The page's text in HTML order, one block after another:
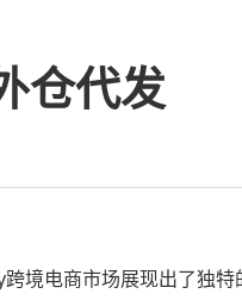
仓代发
境电商市场展现出了独